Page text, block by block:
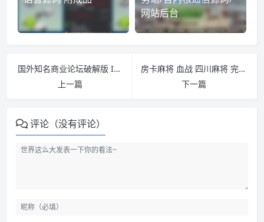
网站后台
国外知名商业论坛破解版 IPS Community Suite v4.4.4
上一篇
房卡麻将 血战 四川麻将 完整棋牌游戏源码 H5 iOS Android
下一篇
评论（没有评论）